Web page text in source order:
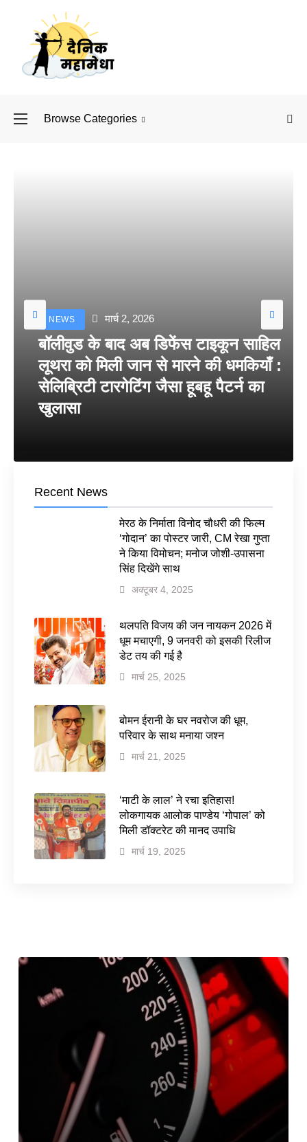
Browse Categories
NEWS मार्च 2, 2026
बॉलीवुड के बाद अब डिफेंस टाइकून साहिल
लूथरा को मिली जान से मारने की धमकियाँ :
सेलिब्रिटी टारगेटिंग जैसा हूबहू पैटर्न का
खुलासा
Recent News
मेरठ के निर्माता विनोद चौधरी की फिल्म
‘गोदान’ का पोस्टर जारी, CM रेखा गुप्ता
ने किया विमोचन; मनोज जोशी-उपासना
सिंह दिखेंगे साथ
अक्टूबर 4, 2025
थलपति विजय की जन नायकन 2026 में
धूम मचाएगी, 9 जनवरी को इसकी रिलीज
डेट तय की गई है
मार्च 25, 2025
बोमन ईरानी के घर नवरोज की धूम,
परिवार के साथ मनाया जश्न
मार्च 21, 2025
‘माटी के लाल’ ने रचा इतिहास!
लोकगायक आलोक पाण्डेय ‘गोपाल’ को
मिली डॉक्टरेट की मानद उपाधि
मार्च 19, 2025